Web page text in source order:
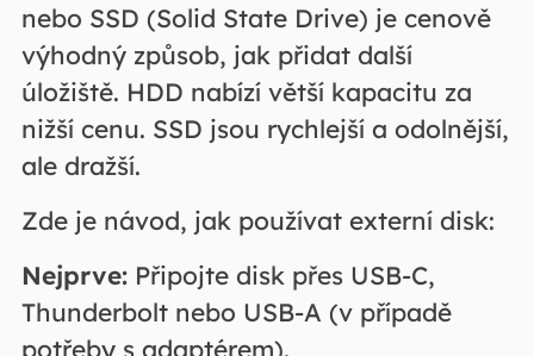
nebo SSD (Solid State Drive) je cenově
výhodný způsob, jak přidat další
úložiště. HDD nabízí větší kapacitu za
nižší cenu. SSD jsou rychlejší a odolnější,
ale dražší.
Zde je návod, jak používat externí disk:
Nejprve:Připojte disk přes USB-C,
Thunderbolt nebo USB-A (v případě
potřeby s adaptérem).